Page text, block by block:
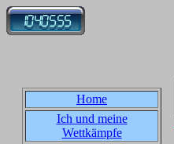
Home
Ich und meine
Wettkämpfe